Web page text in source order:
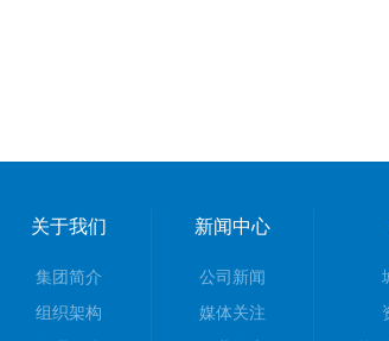
关于我们
集团简介
组织架构
新闻中心
公司新闻
媒体关注